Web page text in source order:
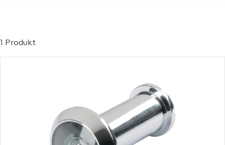
1 Produkt